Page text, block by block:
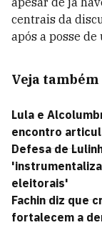
centrais da
após a posse
Veja também
Lula e
encontro
Defesa de
eleitorais'
Fachin diz que
fortalecem a